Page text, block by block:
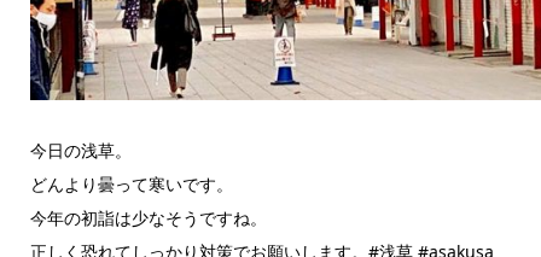
今日の浅草。
どんより曇って寒いです。
今年の初詣は少なそうですね。
正しく恐れてしっかり対策でお願いします。#浅草 #asakusa